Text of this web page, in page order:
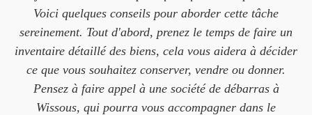
Voici quelques conseils pour aborder cette tâche
sereinement. Tout d'abord, prenez le temps de faire un
inventaire détaillé des biens, cela vous aidera à décider
ce que vous souhaitez conserver, vendre ou donner.
Pensez à faire appel à une société de débarras à
Wissous, qui pourra vous accompagner dans le